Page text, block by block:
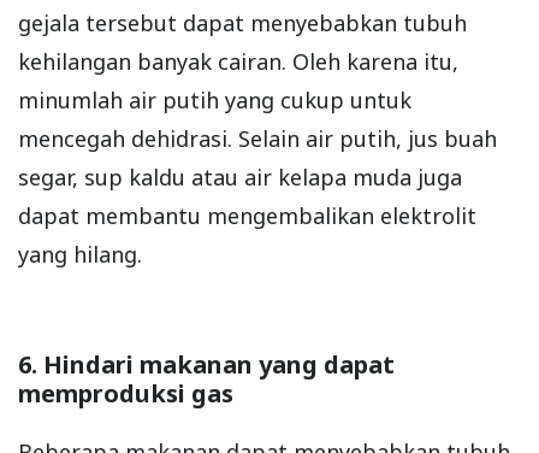
gejala tersebut dapat menyebabkan tubuh
kehilangan banyak cairan. Oleh karena itu,
minumlah air putih yang cukup untuk
mencegah dehidrasi. Selain air putih, jus buah
segar, sup kaldu atau air kelapa muda juga
dapat membantu mengembalikan elektrolit
yang hilang.
6. Hindari makanan yang dapat
memproduksi gas